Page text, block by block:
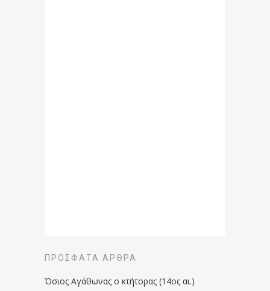
ΠΡΌΣΦΑΤΑ ΆΡΘΡΑ
Όσιος Αγάθωνας ο κτήτορας (14ος αι.)